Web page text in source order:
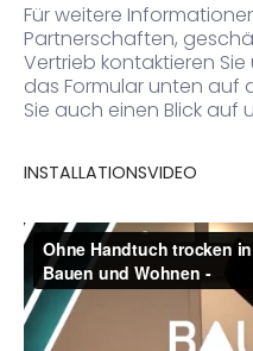
Für weitere
Partnerschaften,
Vertrieb kontaktieren
das Formular unten auf
Sie auch einen Blick auf
INSTALLATIONSVIDEO